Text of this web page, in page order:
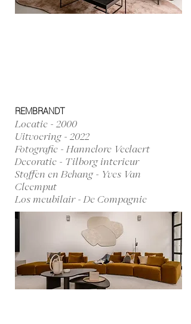
REMBRANDT
Locatie - 2000
Uitvoering - 2022
Fotografie - Hannelore Veelaert
Decoratie - Tilborg interieur
Stoffen en Behang - Yves Van
Cleemput
Los meubilair - De Compagnie